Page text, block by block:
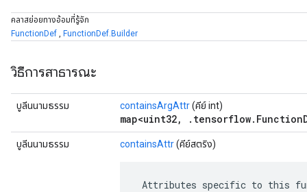
คลาสย่อยทางอ้อมที่รู้จัก
FunctionDef , FunctionDef.Builder
วิธีการสาธารณะ
บูลีนนามธรรม containsArgAttr(คีย์ int)
map<uint32,
บูลีนนามธรรม containsAttr(คีย์สตริง)
Attributes specific to this